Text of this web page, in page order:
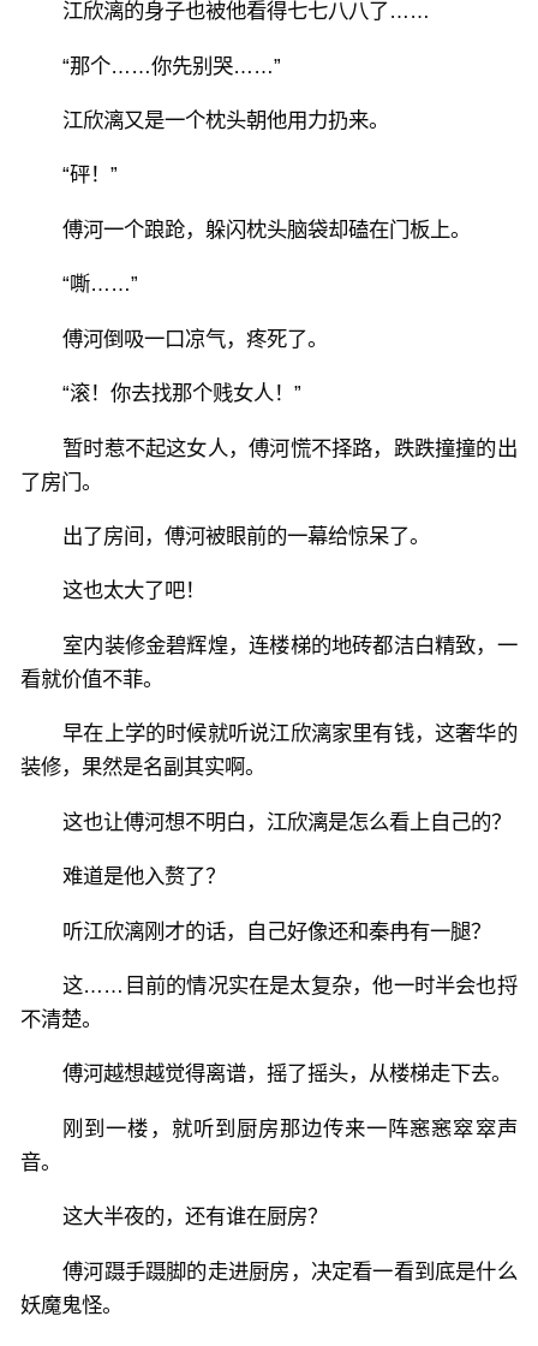
江欣漓的身子也被他看得七七八八了……
“那个……你先别哭……”
江欣漓又是一个枕头朝他用力扔来。
“砰！”
傅河一个踉跄，躲闪枕头脑袋却磕在门板上。
“嘶……”
傅河倒吸一口凉气，疼死了。
“滚！你去找那个贱女人！”
暂时惹不起这女人，傅河慌不择路，跌跌撞撞的出
了房门。
出了房间，傅河被眼前的一幕给惊呆了。
这也太大了吧！
室内装修金碧辉煌，连楼梯的地砖都洁白精致，一
看就价值不菲。
早在上学的时候就听说江欣漓家里有钱，这奢华的
装修，果然是名副其实啊。
这也让傅河想不明白，江欣漓是怎么看上自己的？
难道是他入赘了？
听江欣漓刚才的话，自己好像还和秦冉有一腿？
这……目前的情况实在是太复杂，他一时半会也捋
不清楚。
傅河越想越觉得离谱，摇了摇头，从楼梯走下去。
刚到一楼，就听到厨房那边传来一阵窸窸窣窣声
音。
这大半夜的，还有谁在厨房？
傅河蹑手蹑脚的走进厨房，决定看一看到底是什么
妖魔鬼怪。